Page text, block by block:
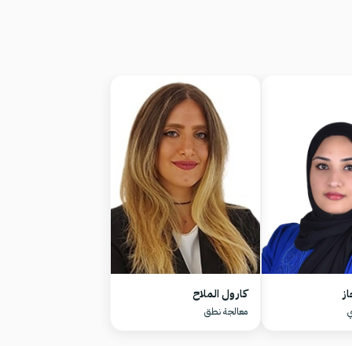
كارول الملاح
معالجة نطق